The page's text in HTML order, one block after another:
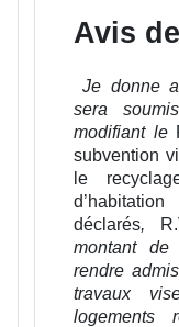
Avis
Je donne
sera
modifiant le
subvention
le
déclarés,
montant
rendre
travaux
logements